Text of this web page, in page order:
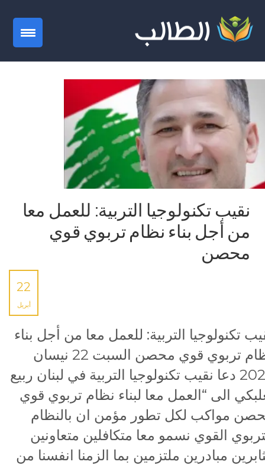
نقيب تكنولوجيا التربية: للعمل معا
من أجل بناء نظام تربوي قوي
محصن
22
أبريل
تكنولوجيا التربية: للعمل معا من أجل بناء
نظام تربوي قوي محصن السبت 22 نيسان
2023 دعا نقيب تكنولوجيا التربية في لبنان ربيع
الى “العمل معا لبناء نظام تربوي قوي
مواكب لكل تطور مؤمن ان بالنظام
القوي نسمو معا متكافلين متعاونين
مبادرين ملتزمين بما الزمنا انفسنا من